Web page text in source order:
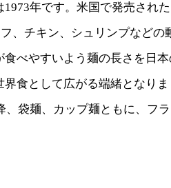
1973年です。米国で発売され
、チキン、シュリンプなどの
べやすいよう麺の長さを日
食として広がる端緒となり
袋麺、カップ麺ともに、フ